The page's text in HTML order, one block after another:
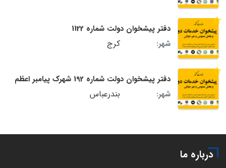
دفتر پیشخوان دولت شماره 1122
شهر:
کرج
دفتر پیشخوان دولت شماره 192 شهرک پیامبر اعظم
شهر:
بندرعباس
درباره ما